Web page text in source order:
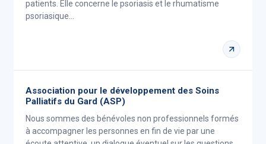
patients. Elle concerne le psoriasis et le rhumatisme
psoriasique…
Association pour le développement des Soins
Palliatifs du Gard (ASP)
Nous sommes des bénévoles non professionnels formés
à accompagner les personnes en fin de vie par une